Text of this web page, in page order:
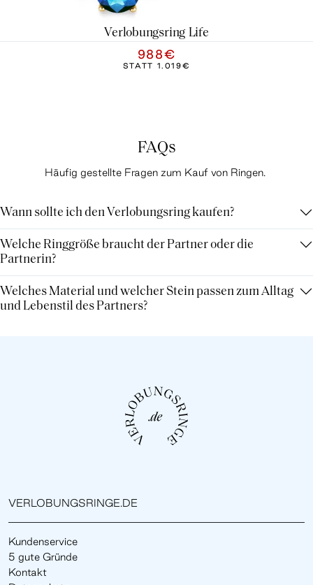
Verlobungsring Life
988€
STATT 1.019€
FAQs
Häufig gestellte Fragen zum Kauf von Ringen.
Wann sollte ich den Verlobungsring kaufen?
Welche Ringgröße braucht der Partner oder die
Partnerin?
Welches Material und welcher Stein passen zum Alltag
und Lebenstil des Partners?
VERLOBUNGSRINGE.DE
Kundenservice
5 gute Gründe
Kontakt